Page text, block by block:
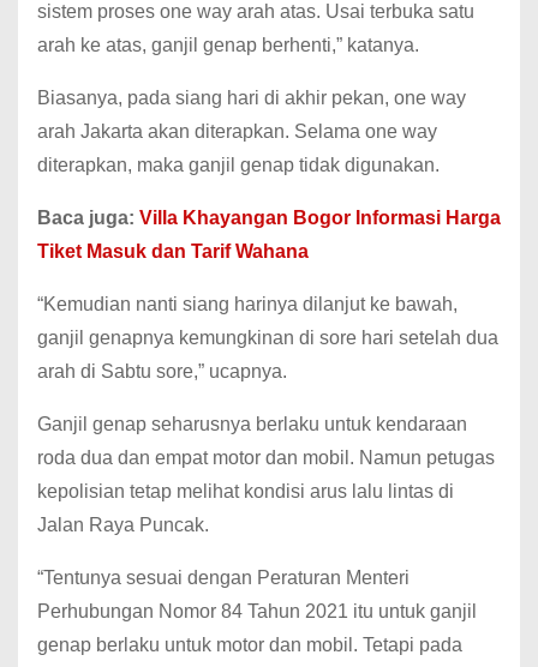
sistem proses one way arah atas. Usai terbuka satu
arah ke atas, ganjil genap berhenti,” katanya.
Biasanya, pada siang hari di akhir pekan, one way
arah Jakarta akan diterapkan. Selama one way
diterapkan, maka ganjil genap tidak digunakan.
Baca juga: Villa Khayangan Bogor Informasi Harga
Tiket Masuk dan Tarif Wahana
“Kemudian nanti siang harinya dilanjut ke bawah,
ganjil genapnya kemungkinan di sore hari setelah dua
arah di Sabtu sore,” ucapnya.
Ganjil genap seharusnya berlaku untuk kendaraan
roda dua dan empat motor dan mobil. Namun petugas
kepolisian tetap melihat kondisi arus lalu lintas di
Jalan Raya Puncak.
“Tentunya sesuai dengan Peraturan Menteri
Perhubungan Nomor 84 Tahun 2021 itu untuk ganjil
genap berlaku untuk motor dan mobil. Tetapi pada